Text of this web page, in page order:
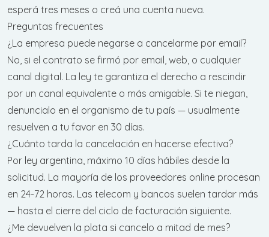
esperá tres meses o creá una cuenta nueva.
Preguntas frecuentes
¿La empresa puede negarse a cancelarme por email?
No, si el contrato se firmó por email, web, o cualquier
canal digital. La ley te garantiza el derecho a rescindir
por un canal equivalente o más amigable. Si te niegan,
denuncialo en el organismo de tu país — usualmente
resuelven a tu favor en 30 días.
¿Cuánto tarda la cancelación en hacerse efectiva?
Por ley argentina, máximo 10 días hábiles desde la
solicitud. La mayoría de los proveedores online procesan
en 24-72 horas. Las telecom y bancos suelen tardar más
— hasta el cierre del ciclo de facturación siguiente.
¿Me devuelven la plata si cancelo a mitad de mes?